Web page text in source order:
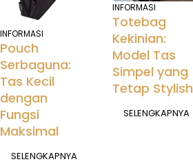
INFORMASI
Pouch
Serbaguna:
Tas Kecil
dengan
Fungsi
Maksimal
SELENGKAPNYA
INFORMASI
Totebag
Kekinian:
Model Tas
Simpel yang
Tetap Stylish
SELENGKAPNYA